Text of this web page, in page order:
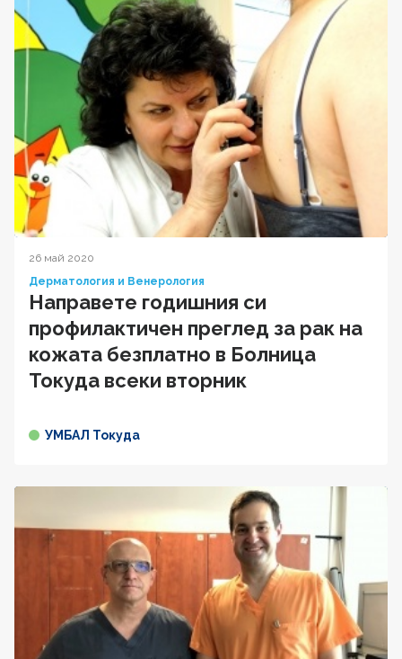
26 май 2020
Дерматология и Венерология
Направете годишния си
профилактичен преглед за рак на
кожата безплатно в Болница
Токуда всеки вторник
УМБАЛ Токуда